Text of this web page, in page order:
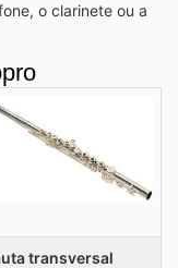
o clarinete ou a
transversal